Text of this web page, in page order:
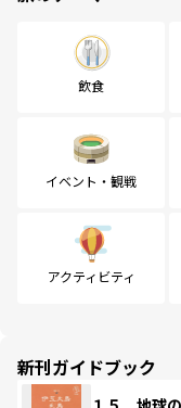
飲食
イベント・観戦
アクティビティ
新刊ガイドブック